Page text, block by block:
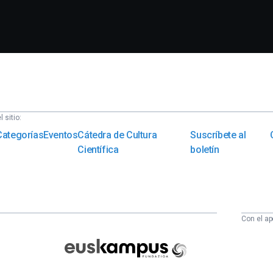
sitio:
EventosCátedra de Cultura
Científica
Suscríbete al
boletín
Fundazioa
Con el